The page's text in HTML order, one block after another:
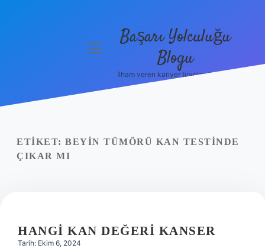
Yasal Uyarı
menüyüBaşarı Yolculuğu
Blogu
İlham veren kariyer tüyoları burada!
ETIKET: BEYIN TÜMÖRÜ KAN TESTINDE
ÇIKAR MI
HANGI KAN DEĞERI KANSER
Tarih: Ekim 6, 2024